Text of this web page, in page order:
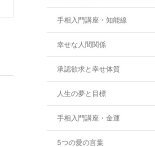
手相入門講座・知能線
幸せな人間関係
承認欲求と幸せ体質
人生の夢と目標
手相入門講座・金運
5つの愛の言葉